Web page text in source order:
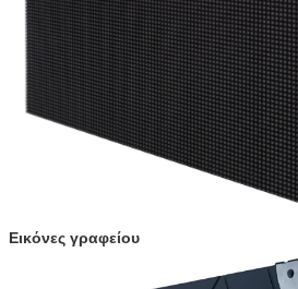
Εικόνες γραφείου